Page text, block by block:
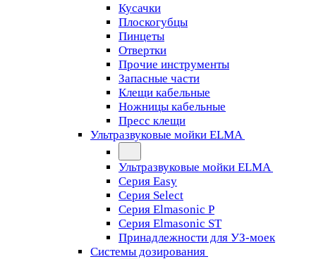
Кусачки
Плоскогубцы
Пинцеты
Отвертки
Прочие инструменты
Запасные части
Клещи кабельные
Ножницы кабельные
Пресс клещи
Ультразвуковые мойки ELMA
Ультразвуковые мойки ELMA
Серия Easy
Серия Select
Серия Elmasonic P
Серия Elmasonic ST
Принадлежности для УЗ-моек
Системы дозирования